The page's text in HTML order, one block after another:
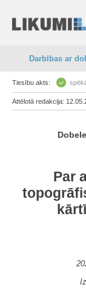
Darbības ar
Tiesību akts:
Attēlotā redakcija:
Par